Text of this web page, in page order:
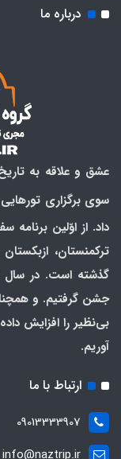
درباره ما
عشق و علاقه به
سوی برگزاری تورهایی
داد. از اوّلین
ترکمنستان،
جشن گرفتیم. و
بی‌نظیر را افزایش
آوریم.
ارتباط با ما
09013333907
info@naztrip.ir